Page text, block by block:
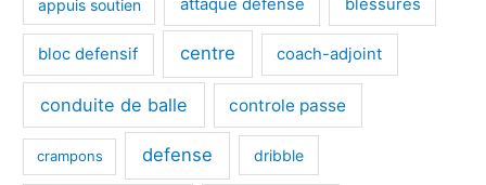
appuis soutien attaque défense blessures
bloc defensif centre coach-adjoint
conduite de balle controle passe
crampons defense dribble